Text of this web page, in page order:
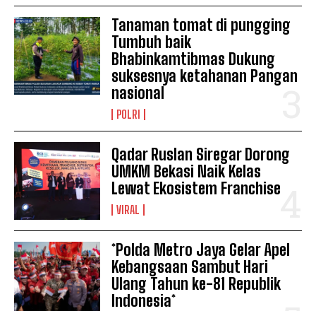
Tanaman tomat di pungging
Tumbuh baik
Bhabinkamtibmas Dukung
suksesnya ketahanan Pangan
nasional
POLRI
Qadar Ruslan Siregar Dorong
UMKM Bekasi Naik Kelas
Lewat Ekosistem Franchise
VIRAL
*Polda Metro Jaya Gelar Apel
Kebangsaan Sambut Hari
Ulang Tahun ke-81 Republik
Indonesia*